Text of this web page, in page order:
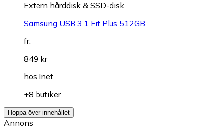
Extern hårddisk & SSD-disk
Samsung USB 3.1 Fit Plus 512GB
fr.
849 kr
hos Inet
+8 butiker
Hoppa över innehållet
Annons